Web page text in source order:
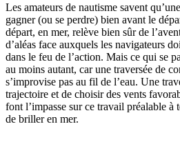
Les amateurs de nautisme savent
gagner (ou se perdre) bien avant le
départ, en mer, relève bien sûr de
d’aléas face auxquels les navigateurs
dans le feu de l’action. Mais ce qui se
au moins autant, car une traversée de
s’improvise pas au fil de l’eau. Une
trajectoire et de choisir des vents
font l’impasse sur ce travail préalable à
de briller en mer.